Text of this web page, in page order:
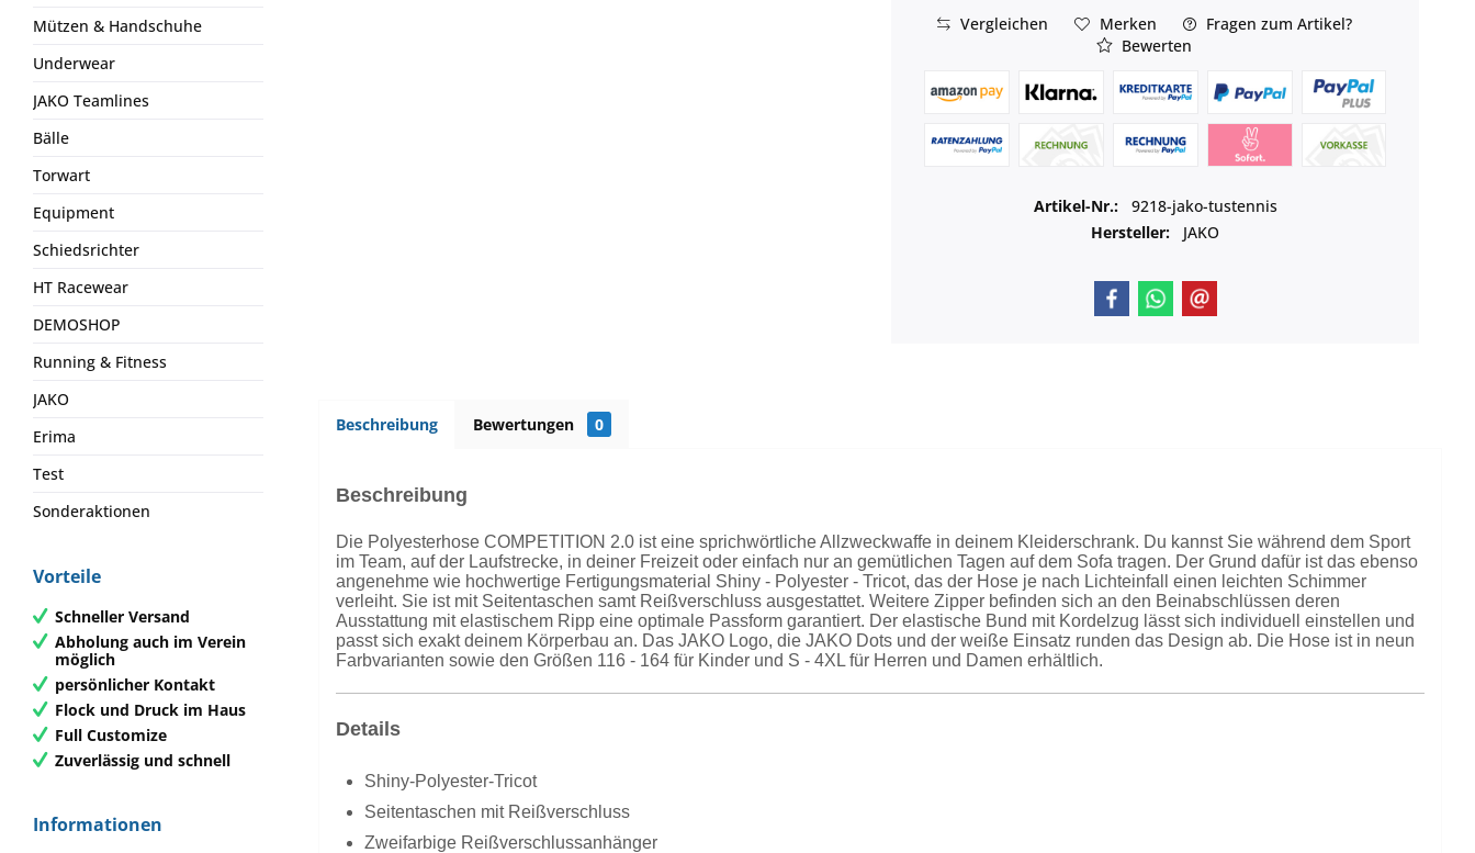
Mützen & Handschuhe
Underwear
JAKO Teamlines
Bälle
Torwart
Equipment
Schiedsrichter
HT Racewear
DEMOSHOP
Running & Fitness
JAKO
Erima
Test
Sonderaktionen
Vorteile
Schneller Versand
Abholung auch im Verein
möglich
persönlicher Kontakt
Flock und Druck im Haus
Full Customize
Zuverlässig und schnell
Informationen
Vergleichen Merken
Fragen zum Artikel?
Bewerten
Artikel-Nr.:
9218-jako-tustennis
Hersteller:
JAKO
Beschreibung Bewertungen 0
Beschreibung
Die Polyesterhose COMPETITION 2.0 ist eine sprichwörtliche Allzweckwaffe in deinem Kleiderschrank. Du kannst Sie während dem Sport
im Team, auf der Laufstrecke, in deiner Freizeit oder einfach nur an gemütlichen Tagen auf dem Sofa tragen. Der Grund dafür ist das ebenso
angenehme wie hochwertige Fertigungsmaterial Shiny - Polyester - Tricot, das der Hose je nach Lichteinfall einen leichten Schimmer
verleiht. Sie ist mit Seitentaschen samt Reißverschluss ausgestattet. Weitere Zipper befinden sich an den Beinabschlüssen deren
Ausstattung mit elastischem Ripp eine optimale Passform garantiert. Der elastische Bund mit Kordelzug lässt sich individuell einstellen und
passt sich exakt deinem Körperbau an. Das JAKO Logo, die JAKO Dots und der weiße Einsatz runden das Design ab. Die Hose ist in neun
Farbvarianten sowie den Größen 116 - 164 für Kinder und S - 4XL für Herren und Damen erhältlich.
Details
Shiny-Polyester-Tricot
Seitentaschen mit Reißverschluss
Zweifarbige Reißverschlussanhänger